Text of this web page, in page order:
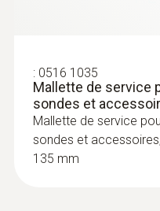
: 0516 1035
Mallette de service
sondes et
Mallette de service
sondes et
135 mm